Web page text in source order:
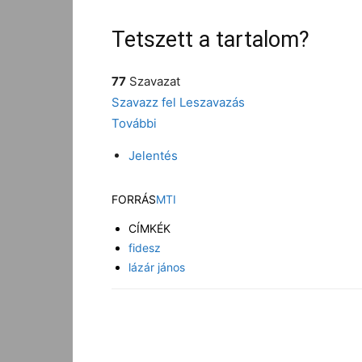
Tetszett a tartalom?
77 Szavazat
Szavazz fel Leszavazás
További
Jelentés
FORRÁSMTI
CÍMKÉK
fidesz
lázár jános